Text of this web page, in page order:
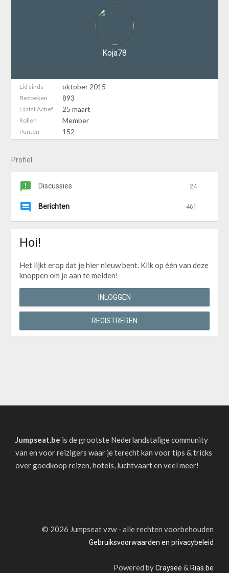
Koja78
Lid sinds oktober 2015
Bezoeken 893
Laatst Actief 25 maart
Rollen Member
Punten 152
Profiel
Discussies 24
Berichten 461
Hoi!
Het lijkt erop dat je hier nieuw bent. Klik op één van deze
knoppen om je aan te melden!
INLOGGEN
REGISTREREN
Jumpseat.be is de grootste Nederlandstalige community
van en voor reizigers waar je terecht kan voor tips & tricks
over goedkoop reizen, hotels, luchtvaart en veel meer!
© 2026 Jumpseat vzw - alle rechten voorbehouden
Gebruiksvoorwaarden en privacybeleid
Powered byCraysee & Rias.be